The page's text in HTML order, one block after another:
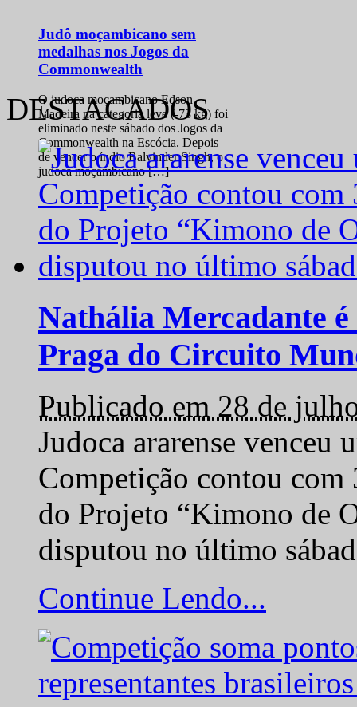
Judô moçambicano sem
medalhas nos Jogos da
Commonwealth
O judoca moçambicano Edson
Madeira na categoria leve (-73 kg) foi
eliminado neste sábado dos Jogos da
Commonwealth na Escócia. Depois
de vencer o índio Balvinder Singh, o
judoca moçambicano […]
DESTACADOS
Nathália Mercadante
Praga do Circuito
Publicado em 28 de
Judoca ararense venceu
Competição contou com
do Projeto “Kimono de
disputou no último
Continue Lendo...